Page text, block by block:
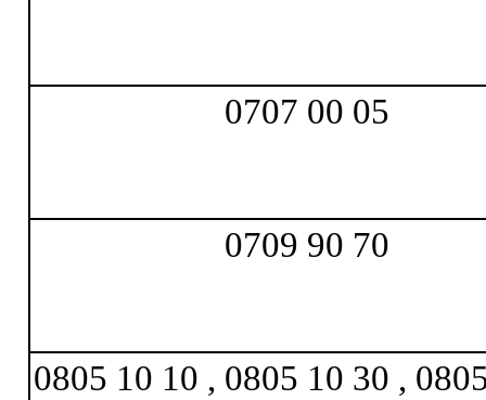
0707 00 05
0709 90 70
0805 10 10 , 0805 10 30 ,